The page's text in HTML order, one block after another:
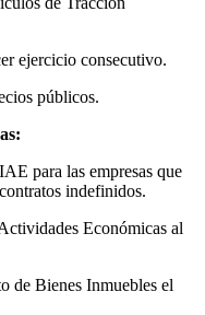
ejercicio consecutivo.
públicos.
para las empresas que
indefinidos.
Económicas al
de Bienes Inmuebles el